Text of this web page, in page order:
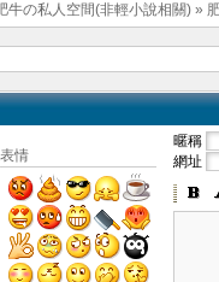
牛の私人空間(非輕小說相關) »
表情
暱稱
網址